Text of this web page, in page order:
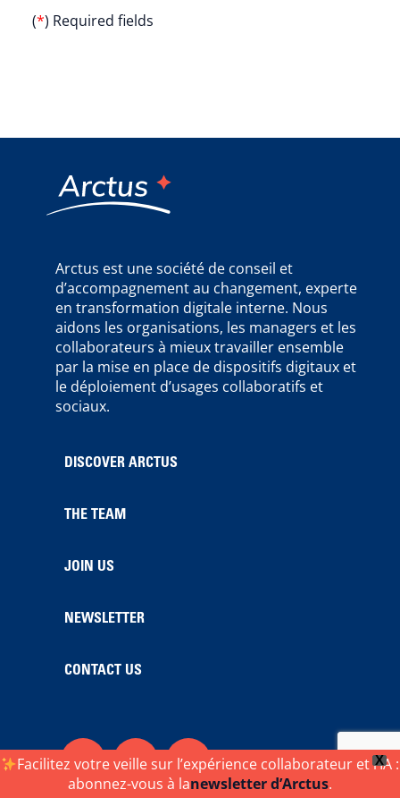
(*) Required fields
Arctus est une société de conseil et
d’accompagnement au changement, experte
en transformation digitale interne. Nous
aidons les organisations, les managers et les
collaborateurs à mieux travailler ensemble
par la mise en place de dispositifs digitaux et
le déploiement d’usages collaboratifs et
sociaux.
DISCOVER ARCTUS
THE TEAM
JOIN US
NEWSLETTER
CONTACT US
X
Facilitez votre veille sur l’expérience collaborateur et l’IA :
abonnez-vous à lanewsletter d’Arctus.